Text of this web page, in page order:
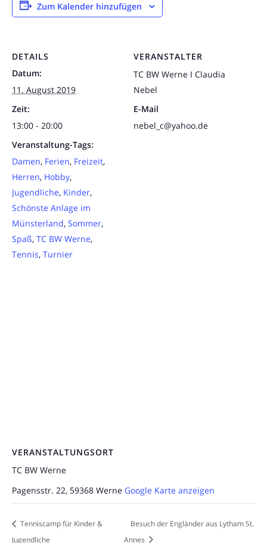
Zum Kalender hinzufügen
DETAILS
Datum:
11. August 2019
Zeit:
13:00 - 20:00
Veranstaltung-Tags:
Damen, Ferien, Freizeit,
Herren, Hobby,
Jugendliche, Kinder,
Schönste Anlage im
Münsterland, Sommer,
Spaß, TC BW Werne,
Tennis, Turnier
VERANSTALTER
TC BW Werne I Claudia
Nebel
E-Mail
nebel_c@yahoo.de
VERANSTALTUNGSORT
TC BW Werne
Pagensstr. 22, 59368 Werne Google Karte anzeigen
Tenniscamp für Kinder &
Jugendliche
Besuch der Engländer aus Lytham St.
Annes